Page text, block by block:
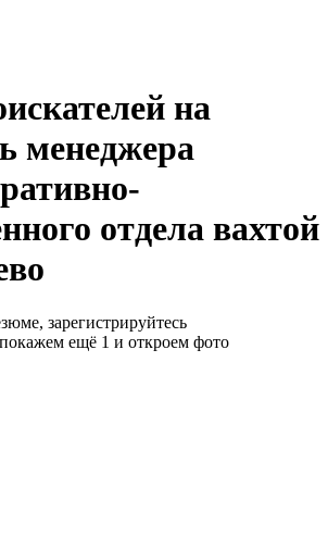
на
менеджера
отдела вахтой
зарегистрируйтесь
ещё 1 и откроем фото